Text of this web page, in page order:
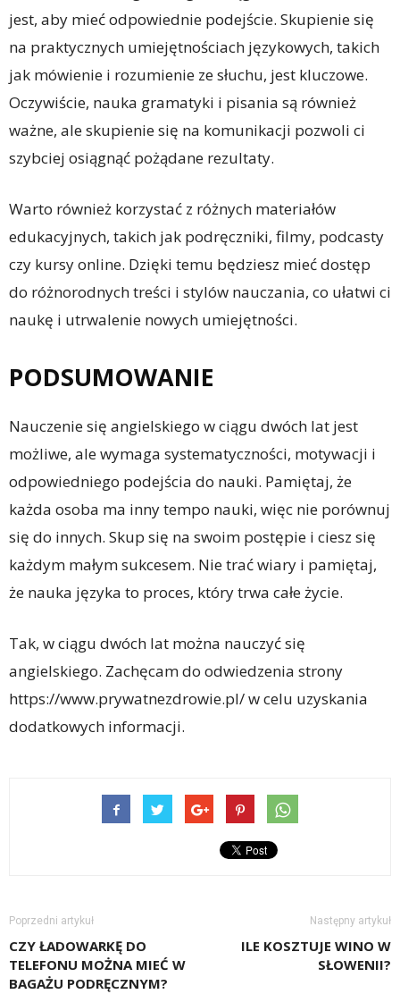
jest, aby mieć odpowiednie podejście. Skupienie się
na praktycznych umiejętnościach językowych, takich
jak mówienie i rozumienie ze słuchu, jest kluczowe.
Oczywiście, nauka gramatyki i pisania są również
ważne, ale skupienie się na komunikacji pozwoli ci
szybciej osiągnąć pożądane rezultaty.
Warto również korzystać z różnych materiałów
edukacyjnych, takich jak podręczniki, filmy, podcasty
czy kursy online. Dzięki temu będziesz mieć dostęp
do różnorodnych treści i stylów nauczania, co ułatwi ci
naukę i utrwalenie nowych umiejętności.
PODSUMOWANIE
Nauczenie się angielskiego w ciągu dwóch lat jest
możliwe, ale wymaga systematyczności, motywacji i
odpowiedniego podejścia do nauki. Pamiętaj, że
każda osoba ma inny tempo nauki, więc nie porównuj
się do innych. Skup się na swoim postępie i ciesz się
każdym małym sukcesem. Nie trać wiary i pamiętaj,
że nauka języka to proces, który trwa całe życie.
Tak, w ciągu dwóch lat można nauczyć się
angielskiego. Zachęcam do odwiedzenia strony
https://www.prywatnezdrowie.pl/ w celu uzyskania
dodatkowych informacji.
Poprzedni artykuł
CZY ŁADOWARKĘ DO
TELEFONU MOŻNA MIEĆ W
BAGAŻU PODRĘCZNYM?
Następny artykuł
ILE KOSZTUJE WINO W
SŁOWENII?